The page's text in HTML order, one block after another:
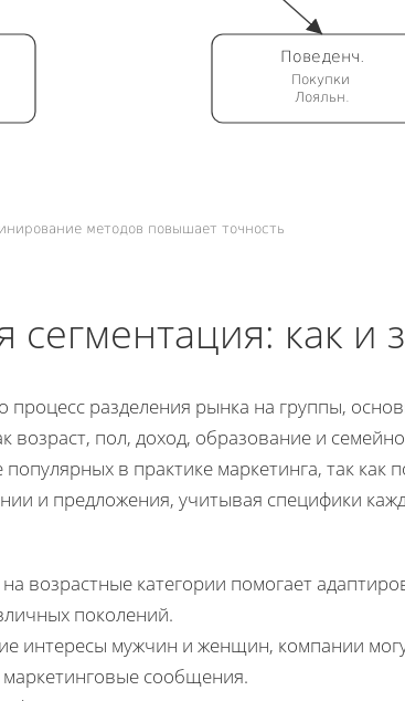
Поведенч.
Покупки
Лояльн.
методов повышает точность
как и
процесс разделения рынка на группы,
возраст, пол, доход, образование и
в практике маркетинга, так как
и предложения, учитывая специфики
возрастные категории помогает
поколений.
интересы мужчин и женщин, компании
сообщения.